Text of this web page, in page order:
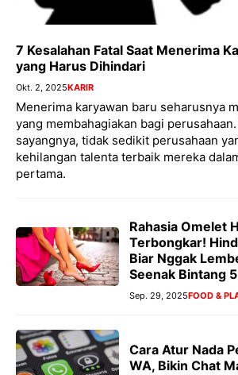
7 Kesalahan Fatal Saat Menerima
yang Harus Dihindari
Okt. 2, 2025KARIR
Menerima karyawan baru seharusnya
yang membahagiakan bagi
sayangnya, tidak sedikit perusahaan
kehilangan talenta terbaik mereka
pertama.
Rahasia Omelet
Terbongkar!
Biar Nggak
Seenak Bintang 5
Sep. 29, 2025FOOD &
Cara Atur Nada
WA, Bikin Chat